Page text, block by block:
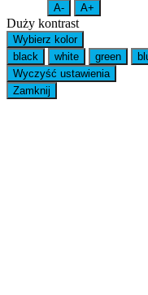
A- A+
Duży kontrast
Wybierz kolor
black
white green
Wyczyść ustawienia
Zamknij